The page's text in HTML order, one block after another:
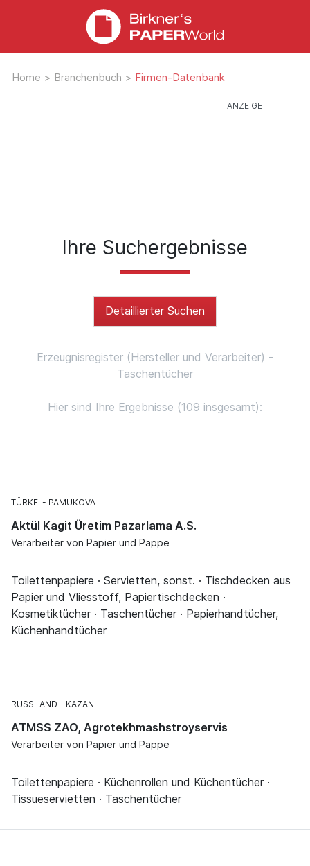
Home > Branchenbuch > Firmen-Datenbank
Ihre Suchergebnisse
Detaillierter Suchen
Erzeugnisregister (Hersteller und Verarbeiter) -
Taschentücher
Hier sind Ihre Ergebnisse (109 insgesamt):
TÜRKEI PAMUKOVA
Aktül Kagit Üretim Pazarlama A.S.
Verarbeiter von Papier und Pappe
Toilettenpapiere · Servietten, sonst. · Tischdecken aus
Papier und Vliesstoff, Papiertischdecken ·
Kosmetiktücher · Taschentücher · Papierhandtücher,
Küchenhandtücher
RUSSLAND KAZAN
ATMSS ZAO, Agrotekhmashstroyservis
Verarbeiter von Papier und Pappe
Toilettenpapiere · Küchenrollen und Küchentücher ·
Tissueservietten · Taschentücher